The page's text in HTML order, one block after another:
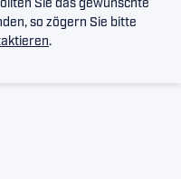
Sie das gewünschte
so zögern Sie bitte
.